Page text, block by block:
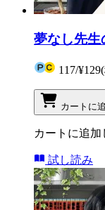
夢なし先生
117/¥129
カートに
カートに追加
試し読み